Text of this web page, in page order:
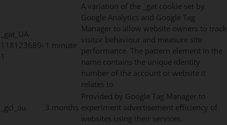
_gat_UA-
118123689-
1
1 minute
A variation of the _gat cookie set by
Google Analytics and Google Tag
Manager to allow website owners to track
visitor behaviour and measure site
performance. The pattern element in the
name contains the unique identity
number of the account or website it
relates to.
_gcl_au 3 months
Provided by Google Tag Manager to
experiment advertisement efficiency of
websites using their services.